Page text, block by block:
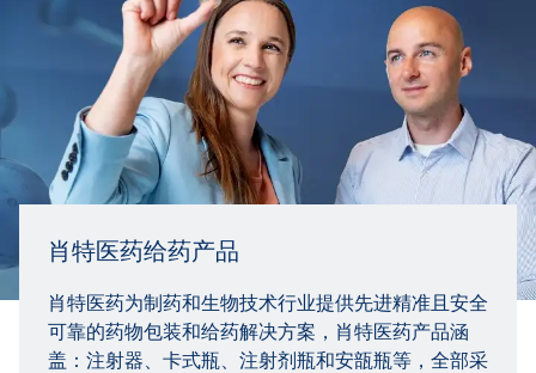
肖特医药给药产品
肖特医药为制药和生物技术行业提供先进精准且安全
可靠的药物包装和给药解决方案，肖特医药产品涵
盖：注射器、卡式瓶、注射剂瓶和安瓿瓶等，全部采